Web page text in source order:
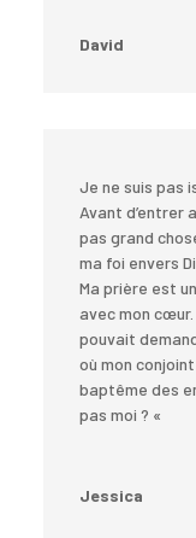
David
Je ne suis pas
Avant d’entrer
pas grand
ma foi envers
Ma prière est
avec mon
pouvait
où mon
baptême des
pas moi ? «
Jessica